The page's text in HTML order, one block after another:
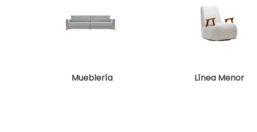
Mueblería Línea Menor